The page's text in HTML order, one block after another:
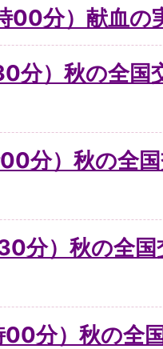
00分）献血の
分）秋の全国
00分）秋の全
分）秋の全
00分）秋の全